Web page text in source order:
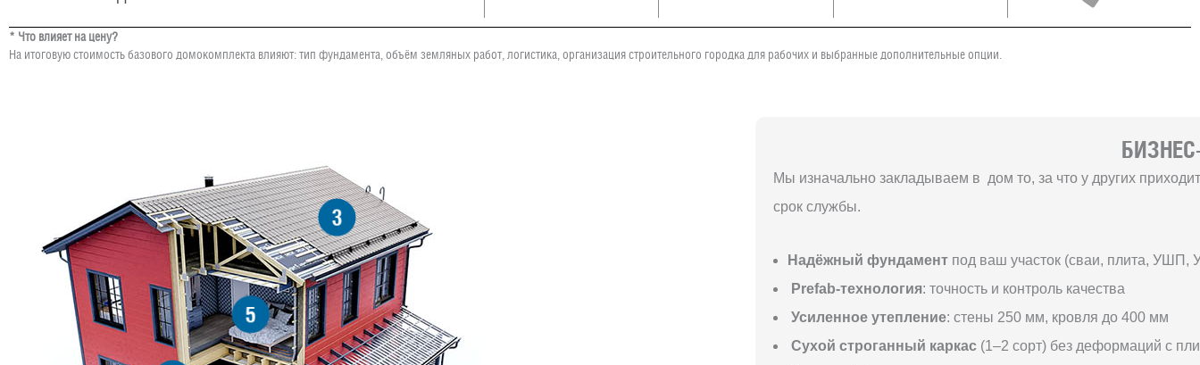
* Что влияет на цену?
На итоговую стоимость базового домокомплекта влияют: тип фундамента, объём земляных работ, логистика, организация строительного городка для рабочих и выбранные дополнительные опции.
3
5
Мы изначально закладываем в дом то, за что у других
срок службы.
Надёжный фундамент под ваш участок (сваи, плита, УШП,
Prefab-технология: точность и контроль качества
Усиленное утепление: стены 250 мм, кровля до 400 мм
Сухой строганный каркас (1–2 сорт) без деформаций с